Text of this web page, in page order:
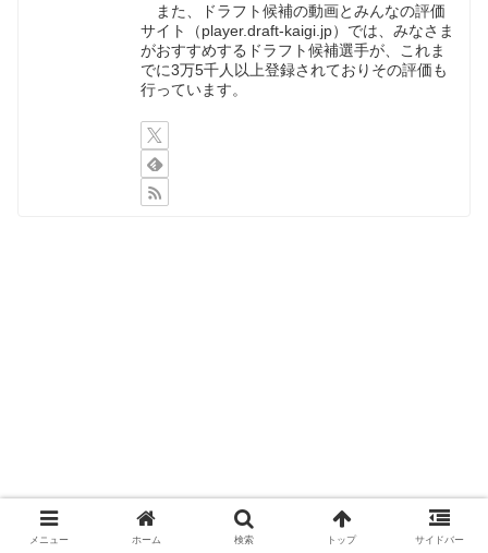
また、ドラフト候補の動画とみんなの評価
サイト（player.draft-kaigi.jp）では、みなさま
がおすすめするドラフト候補選手が、これま
でに3万5千人以上登録されておりその評価も
行っています。
メニュー ホーム 検索 トップ サイドバー